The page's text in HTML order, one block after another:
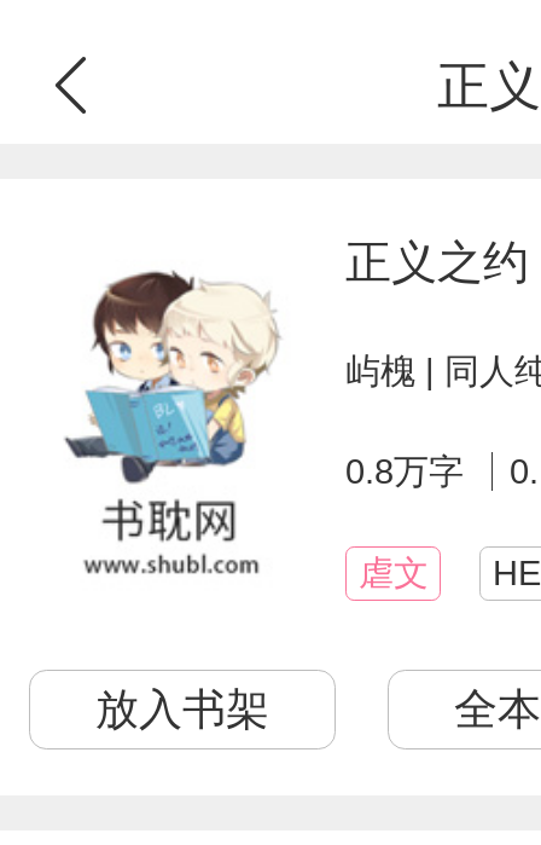
正
正义之约
屿槐 | 同人
0.8万字
虐文 HE
放入书架 全